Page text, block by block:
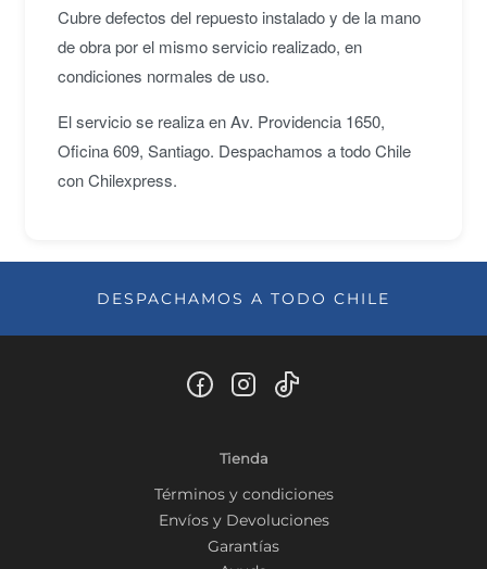
Cubre defectos del repuesto instalado y de la mano
de obra por el mismo servicio realizado, en
condiciones normales de uso.
El servicio se realiza en Av. Providencia 1650,
Oficina 609, Santiago. Despachamos a todo Chile
con Chilexpress.
DESPACHAMOS A TODO CHILE
Tienda
Términos y condiciones
Envíos y Devoluciones
Garantías